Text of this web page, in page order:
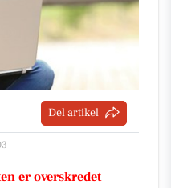
Del artikel
er overskredet